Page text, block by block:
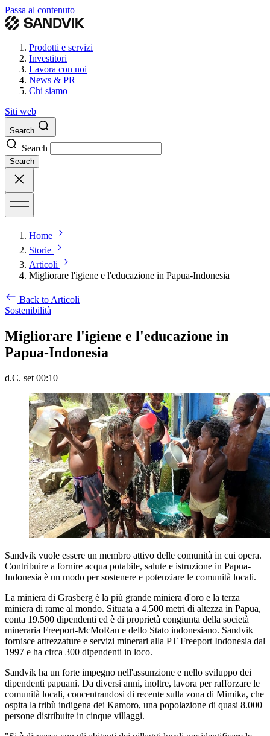
Passa al contenuto
Prodotti e servizi
Investitori
Lavora con noi
News & PR
Chi siamo
Siti web
Search
Search
Search
Home
Storie
Articoli
Migliorare l'igiene e l'educazione in Papua-Indonesia
Back to Articoli
Sostenibilità
Migliorare l'igiene e l'educazione in
Papua-Indonesia
d.C. set 00:10
Sandvik vuole essere un membro attivo delle comunità in cui opera.
Contribuire a fornire acqua potabile, salute e istruzione in Papua-
Indonesia è un modo per sostenere e potenziare le comunità locali.
La miniera di Grasberg è la più grande miniera d'oro e la terza
miniera di rame al mondo. Situata a 4.500 metri di altezza in Papua,
conta 19.500 dipendenti ed è di proprietà congiunta della società
mineraria Freeport-McMoRan e dello Stato indonesiano. Sandvik
fornisce attrezzature e servizi minerari alla PT Freeport Indonesia dal
1997 e ha circa 300 dipendenti in loco.
Sandvik ha un forte impegno nell'assunzione e nello sviluppo dei
dipendenti papuani. Da diversi anni, inoltre, lavora per rafforzare le
comunità locali, concentrandosi di recente sulla zona di Mimika, che
ospita la tribù indigena dei Kamoro, una popolazione di quasi 8.000
persone distribuite in cinque villaggi.